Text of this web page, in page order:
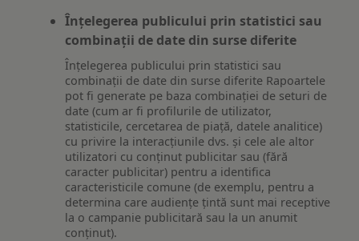
Înțelegerea publicului prin statistici sau
combinații de date din surse diferite
Înțelegerea publicului prin statistici sau
combinații de date din surse diferite Rapoartele
pot fi generate pe baza combinației de seturi de
date (cum ar fi profilurile de utilizator,
statisticile, cercetarea de piață, datele analitice)
cu privire la interacțiunile dvs. și cele ale altor
utilizatori cu conținut publicitar sau (fără
caracter publicitar) pentru a identifica
caracteristicile comune (de exemplu, pentru a
determina care audiențe țintă sunt mai receptive
la o campanie publicitară sau la un anumit
conținut).